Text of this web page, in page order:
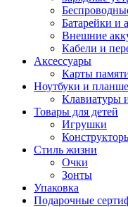
Батарейки и
Внешние
Кабели и
Аксессуары
Карты
Ноутбуки и
Товары для детей
Игрушки
Стиль жизни
Очки
Зонты
Упаковка
Подарочные